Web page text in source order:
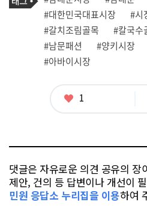
관
련
태
그
그
#대한민국대표시장
#시
#갈치조림골목
#칼국수
#남문패션
#양키시장
#아바이시장
좋1
댓글은 자유로운 의견 공유의 장
제안, 건의 등 답변이나 개선이
민원 응답소 누리집을 이용하여